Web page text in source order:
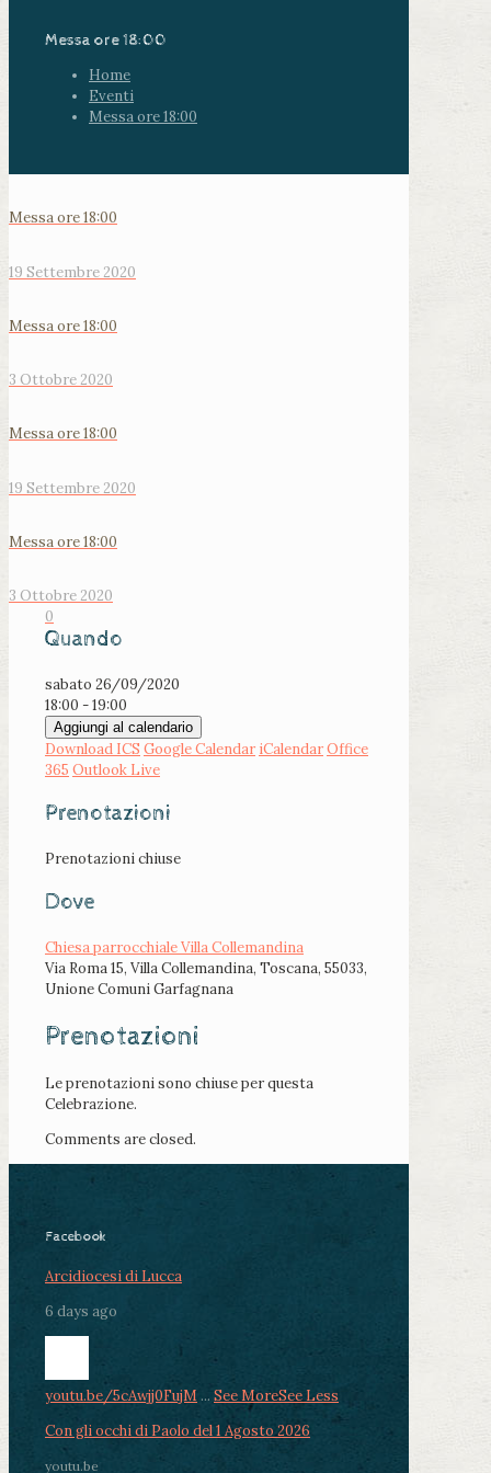
Messa ore 18:00
Home
Eventi
Messa ore 18:00
Messa ore 18:00
19 Settembre 2020
Messa ore 18:00
3 Ottobre 2020
Messa ore 18:00
19 Settembre 2020
Messa ore 18:00
3 Ottobre 2020
0
Quando
sabato 26/09/2020
18:00 - 19:00
Aggiungi al calendario
Download ICS Google Calendar iCalendarOffice
365 Outlook Live
Prenotazioni
Prenotazioni chiuse
Dove
Chiesa parrocchiale Villa Collemandina
Via Roma 15, Villa Collemandina, Toscana, 55033,
Unione Comuni Garfagnana
Prenotazioni
Le prenotazioni sono chiuse per questa
Celebrazione.
Comments are closed.
Facebook
Arcidiocesi di Lucca
6 days ago
youtu.be/5cAwjj0FujM ... See MoreSee Less
Con gli occhi di Paolo del 1 Agosto 2026
youtu.be